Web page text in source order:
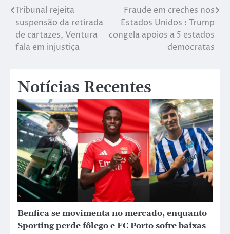
Tribunal rejeita
suspensão da retirada
de cartazes, Ventura
fala em injustiça
Fraude em creches nos
Estados Unidos : Trump
congela apoios a 5 estados
democratas
Notícias Recentes
Benfica se movimenta no mercado, enquanto
Sporting perde fôlego e FC Porto sofre baixas